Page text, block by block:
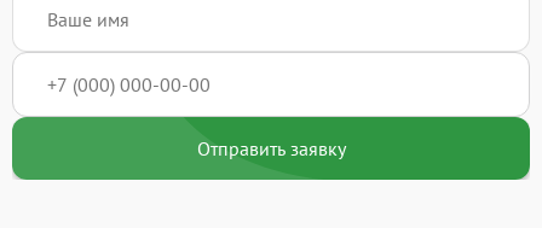
Отправить заявку